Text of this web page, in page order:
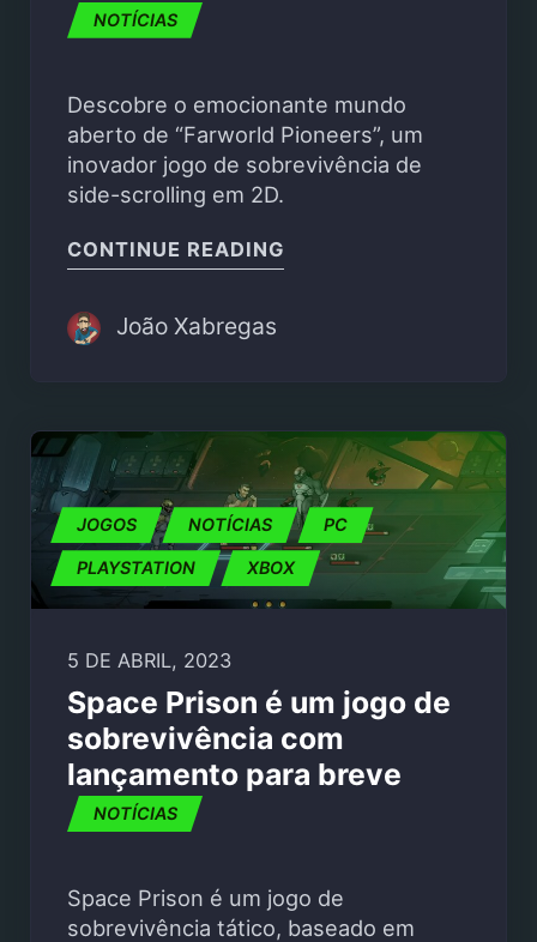
NOTÍCIAS
Descobre o emocionante mundo
aberto de “Farworld Pioneers”, um
inovador jogo de sobrevivência de
side-scrolling em 2D.
CONTINUE READING
João Xabregas
JOGOS NOTÍCIAS PC
PLAYSTATION XBOX
5 DE ABRIL, 2023
Space Prison é um jogo de
sobrevivência com
lançamento para breve
NOTÍCIAS
Space Prison é um jogo de
sobrevivência tático, baseado em